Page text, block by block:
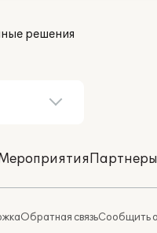
решения
Партнеры
Обратная связьСообщить